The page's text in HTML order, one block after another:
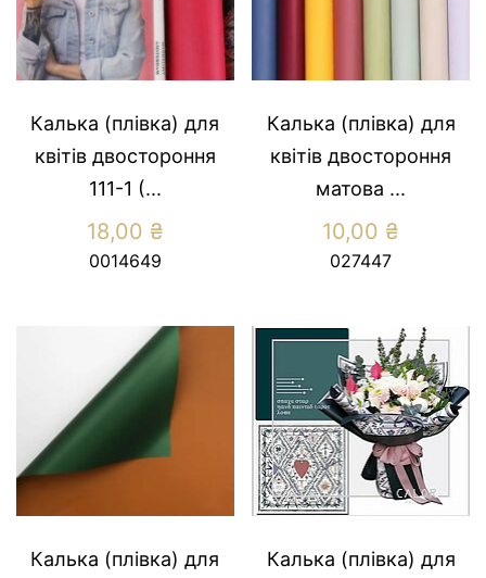
Калька (плівка) для
квітів двостороння
111-1 (...
18,00 ₴
0014649
Калька (плівка) для
квітів двостороння
матова ...
10,00 ₴
027447
Калька (плівка) для
Калька (плівка) для